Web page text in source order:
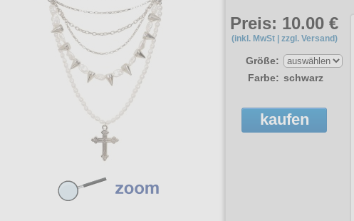
Preis: 10.00 €
(inkl. MwSt | zzgl. Versand)
Größe:
Farbe: schwarz
kaufen